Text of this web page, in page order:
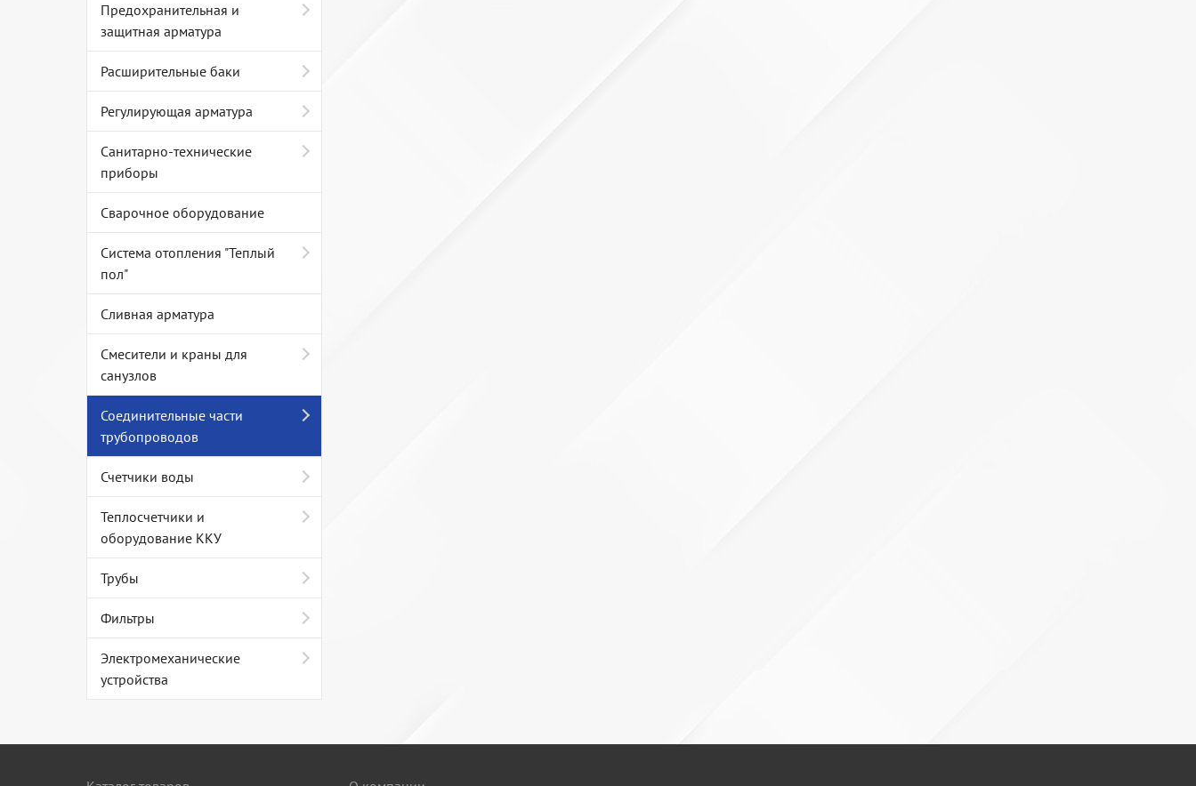
Предохранительная и
защитная арматура
Расширительные баки
Регулирующая арматура
Санитарно-технические
приборы
Сварочное оборудование
Система отопления "Теплый
пол"
Сливная арматура
Смесители и краны для
санузлов
Соединительные части
трубопроводов
Счетчики воды
Теплосчетчики и
оборудование ККУ
Трубы
Фильтры
Электромеханические
устройства